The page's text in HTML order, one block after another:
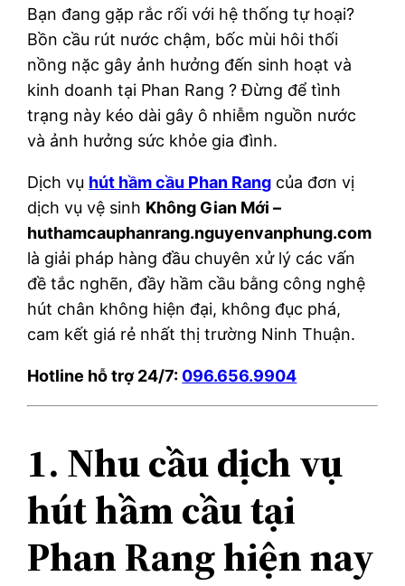
Bạn đang gặp rắc rối với hệ thống tự hoại?
Bồn cầu rút nước chậm, bốc mùi hôi thối
nồng nặc gây ảnh hưởng đến sinh hoạt và
kinh doanh tại Phan Rang ? Đừng để tình
trạng này kéo dài gây ô nhiễm nguồn nước
và ảnh hưởng sức khỏe gia đình.
Dịch vụ hút hầm cầu Phan Rang của đơn vị
dịch vụ vệ sinh Không Gian Mới –
huthamcauphanrang.nguyenvanphung.com
là giải pháp hàng đầu chuyên xử lý các vấn
đề tắc nghẽn, đầy hầm cầu bằng công nghệ
hút chân không hiện đại, không đục phá,
cam kết giá rẻ nhất thị trường Ninh Thuận.
Hotline hỗ trợ 24/7: 096.656.9904
1. Nhu cầu dịch vụ
hút hầm cầu tại
Phan Rang hiện nay